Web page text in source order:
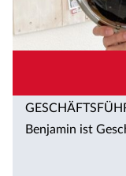
Benjamin ist